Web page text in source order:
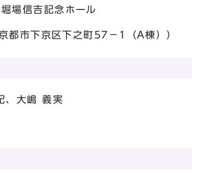
場信吉記念ホール
市下京区下之町57−1（A棟））
、大嶋 義実